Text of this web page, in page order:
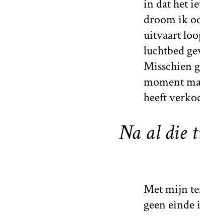
in dat het
droom ik
uitvaart
luchtbed
Misschien
moment
heeft
Na al die
Met mijn
geen einde